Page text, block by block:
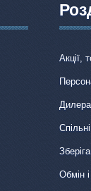
Акції,
Обмін